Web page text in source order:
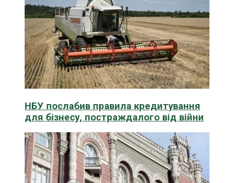
НБУ послабив правила кредитування
для бізнесу, постраждалого від війни